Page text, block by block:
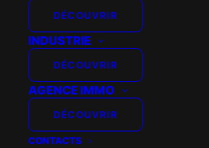
DÉCOUVRIR
INDUSTRIE
DÉCOUVRIR
AGENCE IMMO
DÉCOUVRIR
CONTACTS